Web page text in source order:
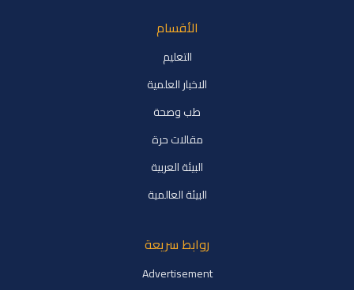
الأقسام
التعليم
الاخبار العلمية
طب وصحة
مقالات حرة
البيئة العربية
البيئة العالمية
روابط سريعة
Advertisement